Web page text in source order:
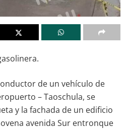
de un vehículo de
– Taoschula, se
y la fachada de un edificio
avenida Sur entronque